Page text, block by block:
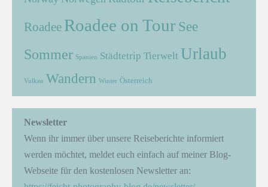
Roadee Roadee on Tour See
Sommer Spanien Städtetrip Tierwelt Urlaub
Vulkan Wandern Winter Österreich
Newsletter
Wenn ihr immer über unsere Reiseberichte informiert
werden möchtet, meldet euch einfach auf meiner Blog-
Webseite für den kostenlosen Newsletter an: